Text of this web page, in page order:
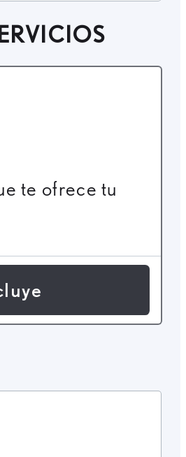
te ofrece tu